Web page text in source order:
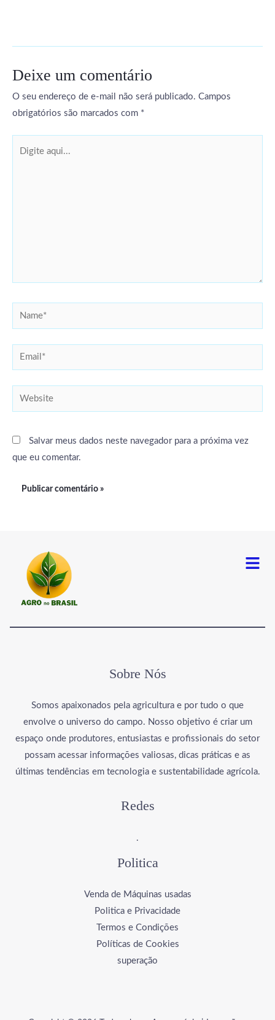
Deixe um comentário
O seu endereço de e-mail não será publicado. Campos
obrigatórios são marcados com *
Name*
Email*
Website
Salvar meus dados neste navegador para a próxima vez
que eu comentar.
Menu
Sobre Nós
Somos apaixonados pela agricultura e por tudo o que
envolve o universo do campo. Nosso objetivo é criar um
espaço onde produtores, entusiastas e profissionais do setor
possam acessar informações valiosas, dicas práticas e as
últimas tendências em tecnologia e sustentabilidade agrícola.
Redes
.
Politica
Venda de Máquinas usadas
Politica e Privacidade
Termos e Condições
Políticas de Cookies
superação